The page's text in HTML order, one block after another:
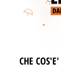
CHE COS'E'